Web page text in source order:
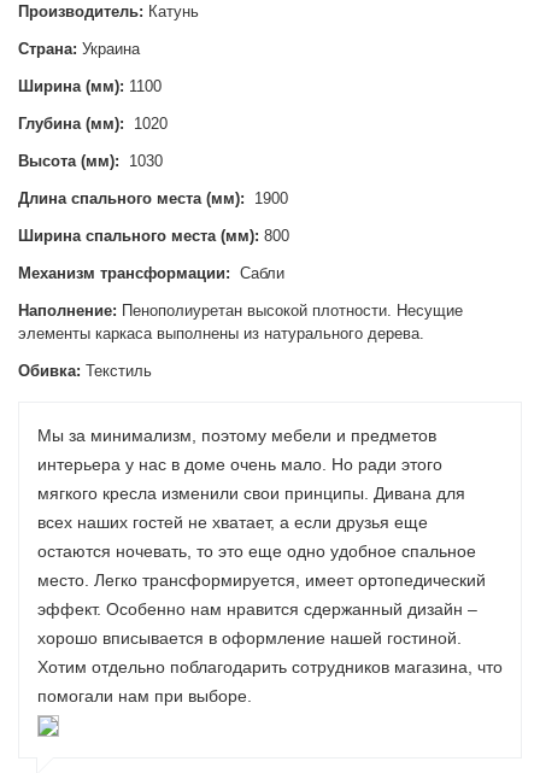
Производитель: Катунь
Страна: Украина
Ширина (мм): 1100
Глубина (мм): 1020
Высота (мм): 1030
Длина спального места (мм): 1900
Ширина спального места (мм): 800
Механизм трансформации: Сабли
Наполнение: Пенополиуретан высокой плотности. Несущие
элементы каркаса выполнены из натурального дерева.
Обивка: Текстиль
Мы за минимализм, поэтому мебели и предметов
интерьера у нас в доме очень мало. Но ради этого
мягкого кресла изменили свои принципы. Дивана для
всех наших гостей не хватает, а если друзья еще
остаются ночевать, то это еще одно удобное спальное
место. Легко трансформируется, имеет ортопедический
эффект. Особенно нам нравится сдержанный дизайн –
хорошо вписывается в оформление нашей гостиной.
Хотим отдельно поблагодарить сотрудников магазина, что
помогали нам при выборе.